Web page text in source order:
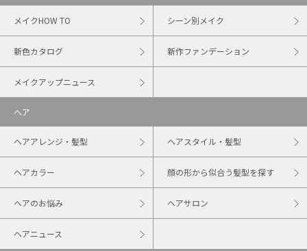
メイクHOW TO シーン別メイク
新色カタログ 新作ファンデーション
メイクアップニュース
ヘア
ヘアアレンジ・髪型 ヘアスタイル・髪型
ヘアカラー 顔の形から似合う髪型を探す
ヘアのお悩み ヘアサロン
ヘアニュース